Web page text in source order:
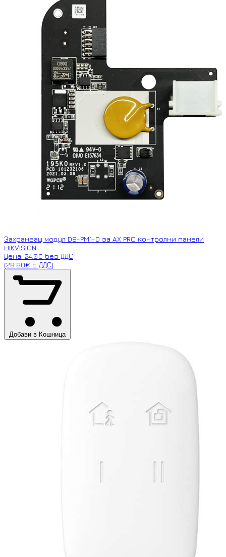
Захранващ модул DS-PM1-D за AX PRO контролни панели
HIKVISION
Цена: 24.0€ без ДДС
(28.80€ с ДДС)
Добави в Кошница